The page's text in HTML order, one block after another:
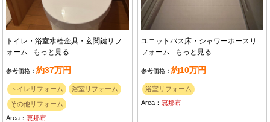
トイレ・浴室水栓金具・玄関鍵リフ
ォーム...
もっと見る
参考価格：約37万円
トイレリフォーム 浴室リフォーム
その他リフォーム
Area：恵那市
ユニットバス床・シャワーホースリ
フォーム...
もっと見る
参考価格：約10万円
浴室リフォーム
Area：恵那市